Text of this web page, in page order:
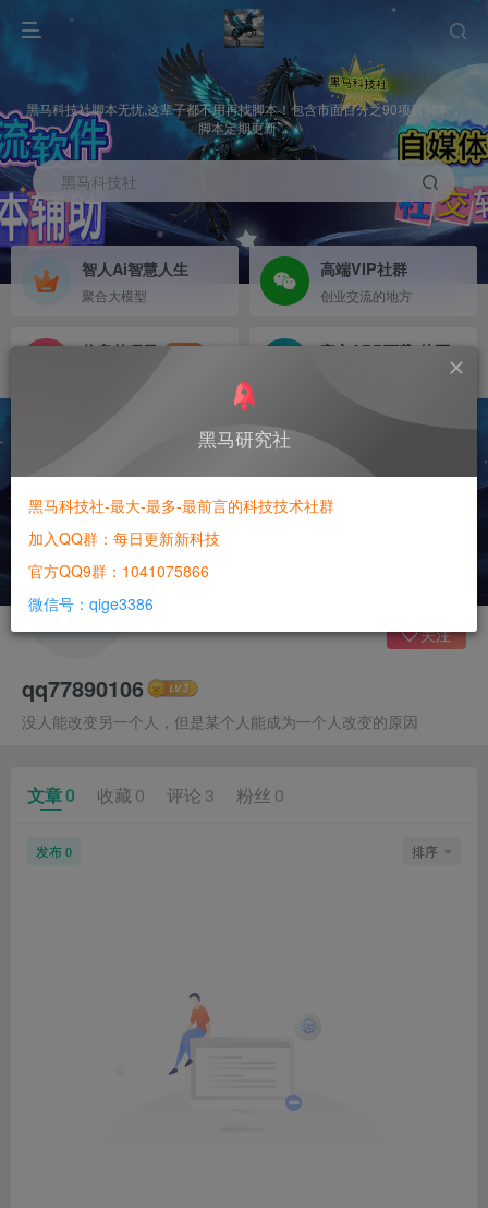
黑马科技社脚本无忧,这辈子都不用再找脚本！包含市面百分之90项目脚本，
脚本定期更新，
黑马科技社
智人Ai智慧人生
聚合大模型
高端VIP社群
创业交流的地方
信息差项目
NEW
qq77890106
没人能改变另一个人，但是某个人能成为一个人改变的原因
关注
文章0 收藏 0 评论 3 粉丝 0
发布 0 排序
黑马研究社
黑马科技社-最大-最多-最前言的科技技术社群
加入QQ群：每日更新新科技
官方QQ9群：1041075866
微信号：qige3386